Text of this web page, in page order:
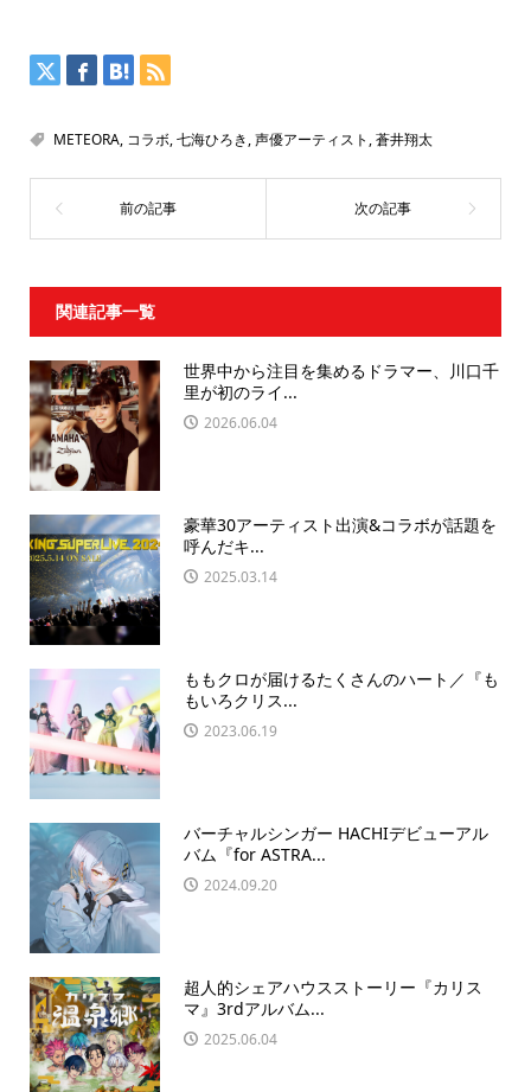
METEORA, コラボ,七海ひろき,声優アーティスト ,蒼井翔太
関連記事一覧
世界中から注目を集めるドラマー、川口千
里が初のライ...
2026.06.04
豪華30アーティスト出演&コラボが話題を
呼んだキ...
2025.03.14
ももクロが届けるたくさんのハート／『も
もいろクリス...
2023.06.19
バーチャルシンガー HACHIデビューアル
バム『for ASTRA...
2024.09.20
超人的シェアハウスストーリー『カリス
マ』3rdアルバム...
2025.06.04